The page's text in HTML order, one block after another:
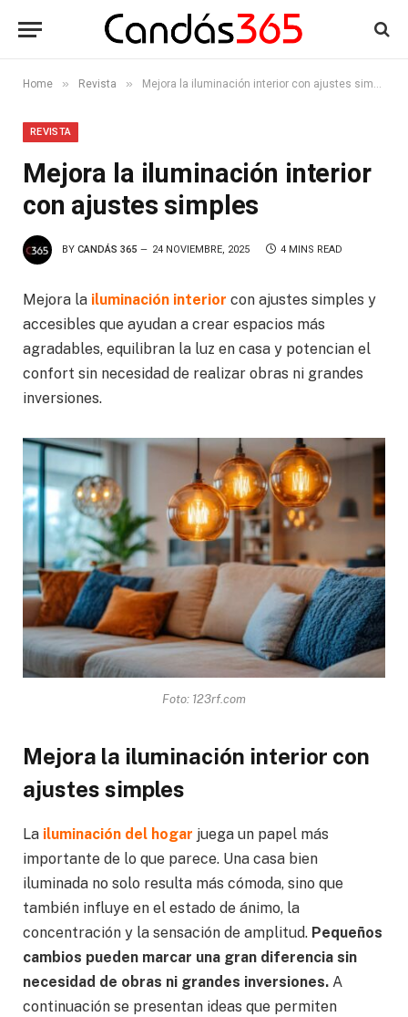
Home » Revista » Mejora la iluminación interior con ajustes simples
REVISTA
Mejora la iluminación interior
con ajustes simples
BY CANDÁS 365 24 NOVIEMBRE, 2025 4 MINS READ
Mejora la iluminación interior con ajustes simples y
accesibles que ayudan a crear espacios más
agradables, equilibran la luz en casa y potencian el
confort sin necesidad de realizar obras ni grandes
inversiones.
Foto: 123rf.com
Mejora la iluminación interior con
ajustes simples
La iluminación del hogar juega un papel más
importante de lo que parece. Una casa bien
iluminada no solo resulta más cómoda, sino que
también influye en el estado de ánimo, la
concentración y la sensación de amplitud. Pequeños
cambios pueden marcar una gran diferencia sin
necesidad de obras ni grandes inversiones. A
continuación se presentan ideas que permiten